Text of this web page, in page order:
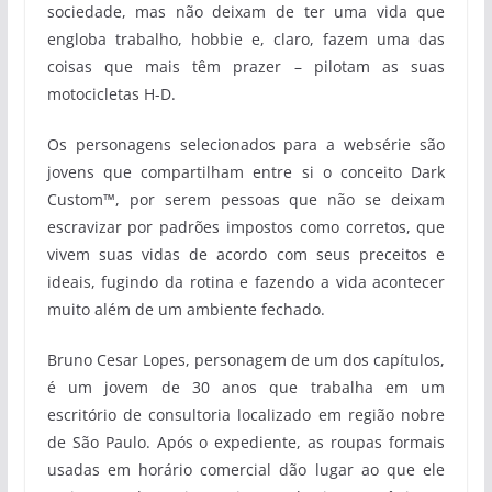
sociedade, mas não deixam de ter uma vida que
engloba trabalho, hobbie e, claro, fazem uma das
coisas que mais têm prazer – pilotam as suas
motocicletas H-D.
Os personagens selecionados para a websérie são
jovens que compartilham entre si o conceito Dark
Custom™, por serem pessoas que não se deixam
escravizar por padrões impostos como corretos, que
vivem suas vidas de acordo com seus preceitos e
ideais, fugindo da rotina e fazendo a vida acontecer
muito além de um ambiente fechado.
Bruno Cesar Lopes, personagem de um dos capítulos,
é um jovem de 30 anos que trabalha em um
escritório de consultoria localizado em região nobre
de São Paulo. Após o expediente, as roupas formais
usadas em horário comercial dão lugar ao que ele